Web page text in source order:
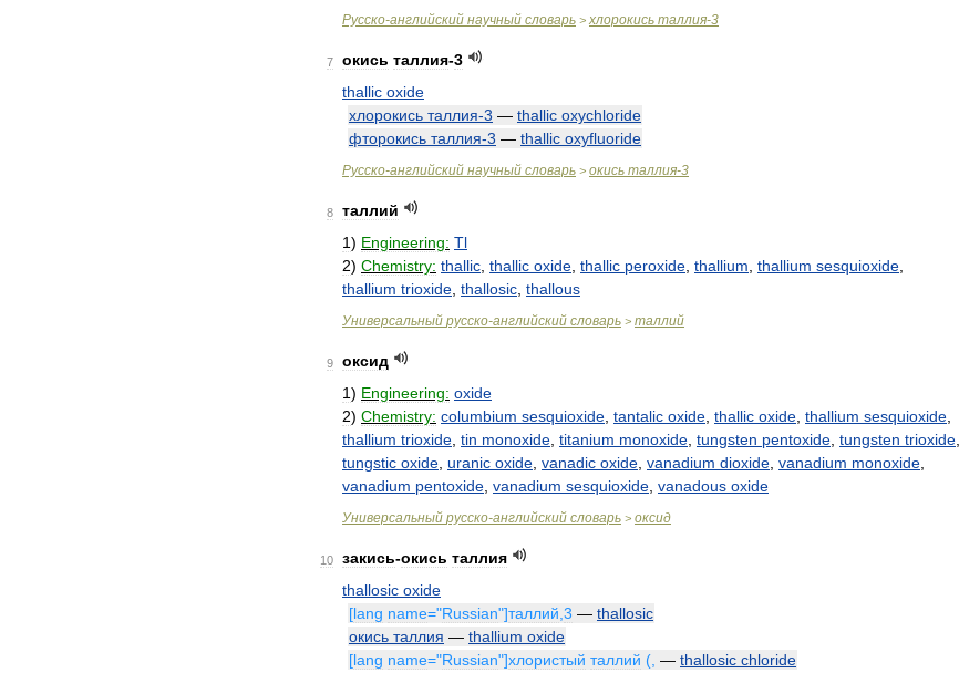
Русско-английский научный словарь > хлорокись таллия-3
7 окись таллия-3
thallic oxide
хлорокись таллия-3 — thallic oxychloride
фторокись таллия-3 — thallic oxyfluoride
Русско-английский научный словарь > окись таллия-3
8
таллий
1) Engineering: Tl
2) Chemistry: thallic thallic oxide thallic peroxide thallium thallium sesquioxide
thallium trioxide thallosic thallous
Универсальный русско-английский словарь > таллий
9
оксид
1) Engineering: oxide
2) Chemistry: columbium sesquioxide tantalic oxide thallic oxide thallium sesquioxide
thallium trioxide tin monoxide titanium monoxide tungsten pentoxide tungsten trioxide
tungstic oxide uranic oxide vanadic oxide vanadium dioxide vanadium monoxide
vanadium pentoxide vanadium sesquioxide vanadous oxide
Универсальный русско-английский словарь > оксид
10 закись-окись таллия
thallosic oxide
[lang name="Russian"]таллий 3 — thallosic
окись таллия — thallium oxide
[lang name="Russian"]хлористый таллий (, — thallosic chloride